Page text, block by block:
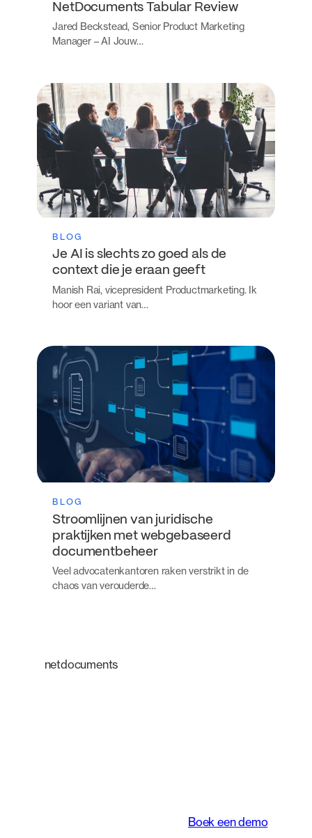
NetDocuments Tabular Review
Jared Beckstead, Senior Product Marketing
Manager – AI Jouw…
BLOG
Je AI is slechts zo goed als de
context die je eraan geeft
Manish Rai, vicepresident Productmarketing. Ik
hoor een variant van…
BLOG
Stroomlijnen van juridische
praktijken met webgebaseerd
documentbeheer
Veel advocatenkantoren raken verstrikt in de
chaos van verouderde…
netdocuments
Boek een demo